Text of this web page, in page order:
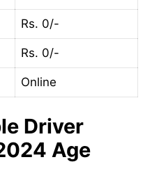
Rs. 0/-
Rs. 0/-
Online
Driver
Age